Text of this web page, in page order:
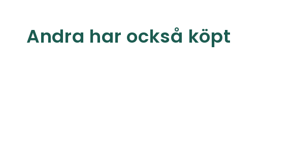
Andra har också köpt